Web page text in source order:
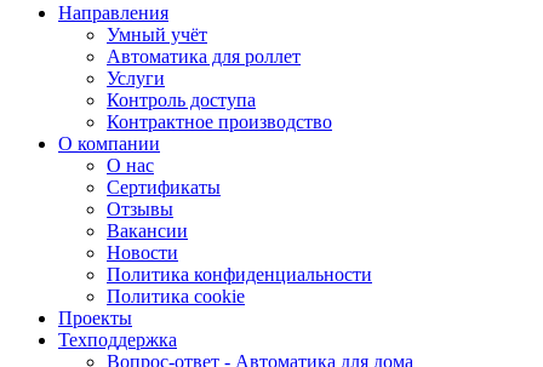
Направления
Умный учёт
Автоматика для роллет
Услуги
Контроль доступа
Контрактное производство
О компании
О нас
Сертификаты
Отзывы
Вакансии
Новости
Политика конфиденциальности
Политика cookie
Проекты
Техподдержка
Вопрос-ответ - Автоматика для дома